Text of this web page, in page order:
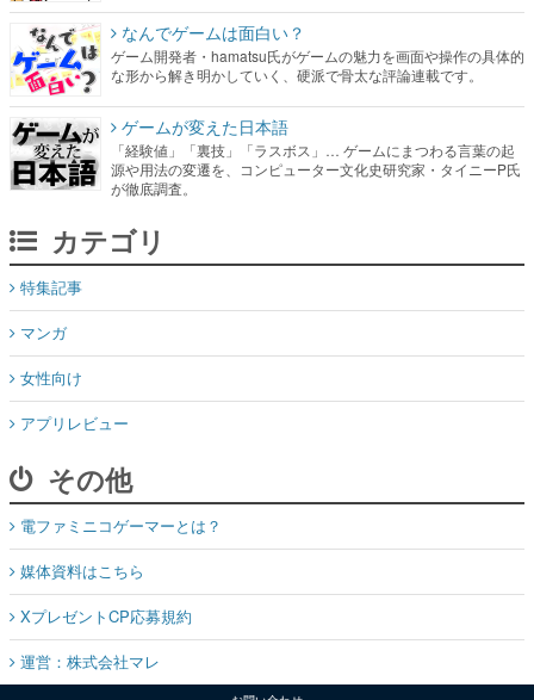
なんでゲームは面白い？
ゲーム開発者・hamatsu氏がゲームの魅力を画面や操作の具体的
な形から解き明かしていく、硬派で骨太な評論連載です。
ゲームが変えた日本語
「経験値」「裏技」「ラスボス」… ゲームにまつわる言葉の起
源や用法の変遷を、コンピューター文化史研究家・タイニーP氏
が徹底調査。
カテゴリ
特集記事
マンガ
女性向け
アプリレビュー
その他
電ファミニコゲーマーとは？
媒体資料はこちら
XプレゼントCP応募規約
運営：株式会社マレ